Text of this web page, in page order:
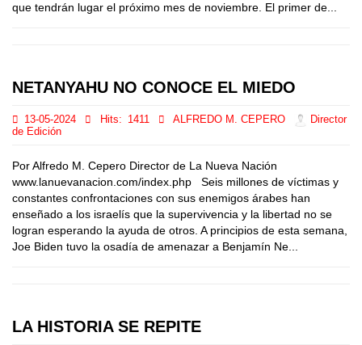
que tendrán lugar el próximo mes de noviembre. El primer de...
NETANYAHU NO CONOCE EL MIEDO
13-05-2024 Hits: 1411 ALFREDO M. CEPERO
Director
de Edición
Por Alfredo M. Cepero Director de La Nueva Nación
www.lanuevanacion.com/index.php Seis millones de víctimas y
constantes confrontaciones con sus enemigos árabes han
enseñado a los israelís que la supervivencia y la libertad no se
logran esperando la ayuda de otros. A principios de esta semana,
Joe Biden tuvo la osadía de amenazar a Benjamín Ne...
LA HISTORIA SE REPITE